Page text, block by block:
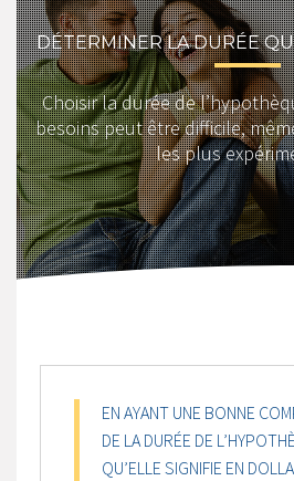
DÉTERMINER LA DURÉE
Choisir la durée de
besoins peut être difficile,
les plus
EN AYANT UNE BONNE
DE LA DURÉE DE
QU’ELLE SIGNIFIE EN